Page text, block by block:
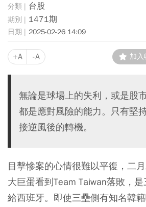
台股
1471期
2025-02-26 14:09
+A -A 加入
無論是球場上的失利，或是股
都是應對風險的能力。只有堅
接逆風後的轉機。
目擊慘案的心情很難以平復，二
大巨蛋看到Team Taiwan落敗，
給西班牙。即使三壘側有知名韓